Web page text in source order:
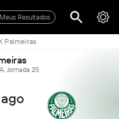
Meus Resultados
Palmeiras
Jornada 25